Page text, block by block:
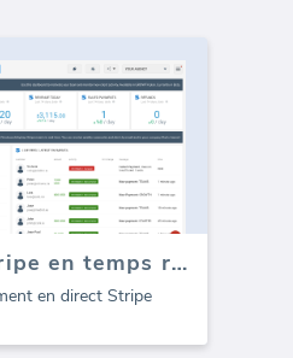
Paiements Stripe en temps réel
en direct Stripe